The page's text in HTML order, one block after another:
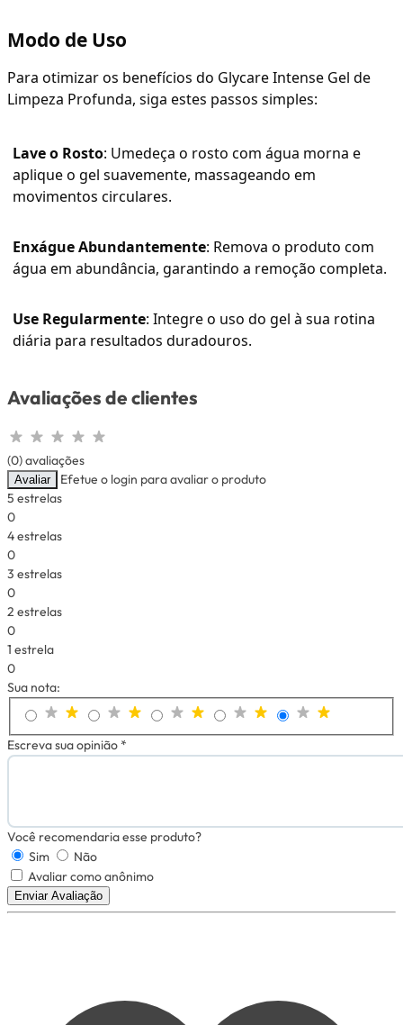
Modo de Uso
Para otimizar os benefícios do Glycare Intense Gel de
Limpeza Profunda, siga estes passos simples:
Lave o Rosto: Umedeça o rosto com água morna e
aplique o gel suavemente, massageando em
movimentos circulares.
Enxágue Abundantemente: Remova o produto com
água em abundância, garantindo a remoção completa.
Use Regularmente: Integre o uso do gel à sua rotina
diária para resultados duradouros.
Avaliações de clientes
(0) avaliações
Avaliar
Efetue o login para avaliar o produto
5 estrelas
0
4 estrelas
0
3 estrelas
0
2 estrelas
0
1 estrela
0
Sua nota:
Escreva sua opinião *
Você recomendaria esse produto?
Sim
Não
Avaliar como anônimo
Enviar Avaliação